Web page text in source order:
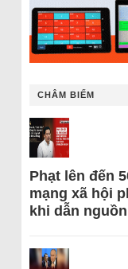
CHÂM BIẾM
Phạt lên đến
mạng xã hội
khi dẫn